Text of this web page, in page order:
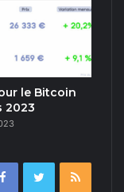
le Bitcoin
2023